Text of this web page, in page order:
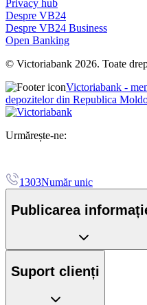
Privacy hub
Despre VB24
Despre VB24 Business
Open Banking
© Victoriabank 2026. Toate
Victoriabank -
depozitelor din Republica
Urmărește-ne:
1303Număr unic
Publicarea
Suport clienți